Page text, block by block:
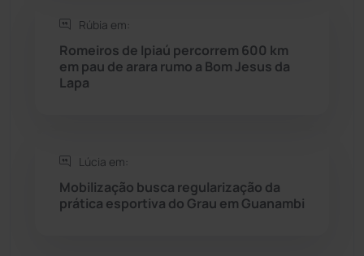
Sudoeste Baiano
Tanhaçu
Rúbia em:
Romeiros de Ipiaú percorrem 600 km
em pau de arara rumo a Bom Jesus da
Lapa
Lúcia em:
Mobilização busca regularização da
prática esportiva do Grau em Guanambi